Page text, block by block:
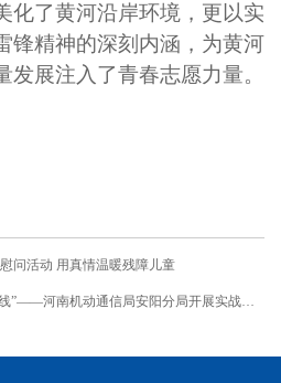
化了黄河沿岸环境，更以实
锋精神的深刻内涵，为黄河
展注入了青春志愿力量。
问活动 用真情温暖残障儿童
下一篇：以练备战 筑牢通信“生命线”——河南机动通信局安阳分局开展实战化通信防汛应急演练